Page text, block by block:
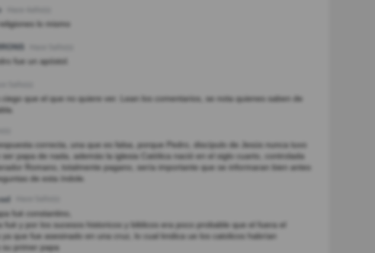
lo mismo
fue un apóstol.
ciego que el que no quiere ver. Lean los comentarios, se nota quienes saben de
correcta, una que es falsa, porque Pedro, discípulo de Jesús nunca tuvo
ser papa de nada, además la iglesia Católica nació en el siglo cuarto, controlada
Romano, totalmente pagano, sería importante que se informaran bien antes
de esta índole.
fué constantino,
fué y por los sucesos historicos y biblicos era poco probable que el fuera el
que fue asesinado en una cruz, lo cual kndica ue los catolicos habrían
su primer papa